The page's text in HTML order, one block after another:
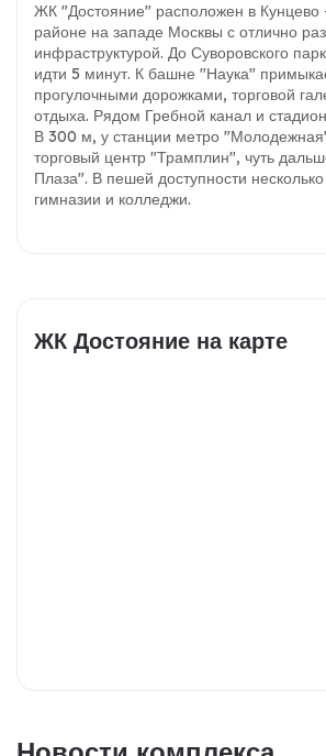
ЖК "Достояние" расположен в
районе на западе Москвы с отлично
инфраструктурой. До Суворовского
идти 5 минут. К башне "Наука"
прогулочными дорожками, торговой
отдыха. Рядом Гребной канал и
В 300 м, у станции метро
торговый центр "Трамплин", чуть
Плаза". В пешей доступности
гимназии и колледжи.
ЖК Достояние на карте